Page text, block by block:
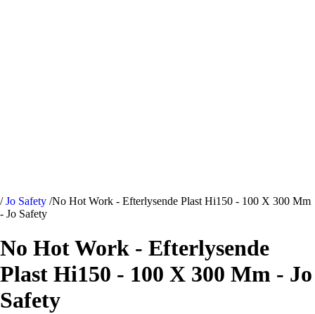
/ Jo Safety /No Hot Work - Efterlysende Plast Hi150 - 100 X 300 Mm
- Jo Safety
No Hot Work - Efterlysende
Plast Hi150 - 100 X 300 Mm - Jo
Safety